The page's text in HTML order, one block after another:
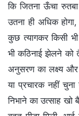
कि जितना ऊँचा
उतना ही अधिक
कुछ त्यागकर किसी
भी कठिनाई झेलने को
अनुसरण का लक्ष्य
या प्रचारक नहीं
निभाने का उत्साह